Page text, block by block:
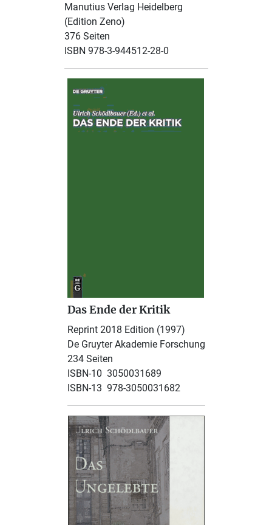
Manutius Verlag Heidelberg
(Edition Zeno)
376 Seiten
ISBN 978-3-944512-28-0
Das Ende der Kritik
Reprint 2018 Edition (1997)
De Gruyter Akademie Forschung
234 Seiten
ISBN-10 ‎ 3050031689
ISBN-13 ‎ 978-3050031682